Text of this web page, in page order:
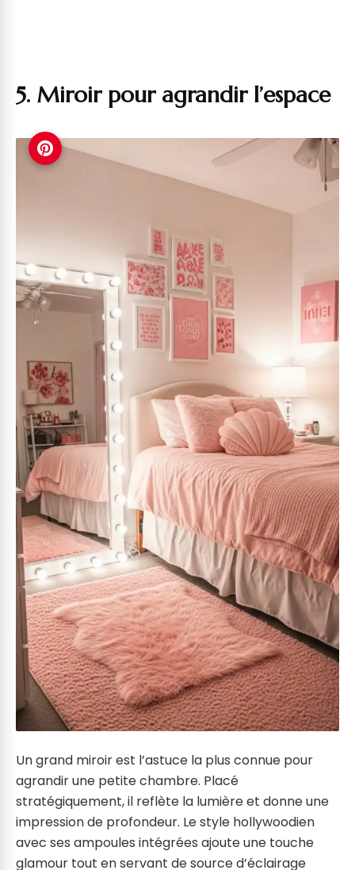
5. Miroir pour agrandir l’espace
Un grand miroir est l’astuce la plus connue pour
agrandir une petite chambre. Placé
stratégiquement, il reflète la lumière et donne une
impression de profondeur. Le style hollywoodien
avec ses ampoules intégrées ajoute une touche
glamour tout en servant de source d’éclairage